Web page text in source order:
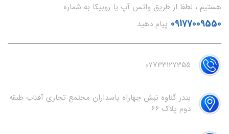
هستیم ، لطفا از طریق واتس آپ یا روبیکا به شماره
09177009550 پیام دهید
07733127355
بندر گناوه نبش چهاراه پاسداران مجتمع تجاری آفتاب طبقه
دوم پلاک 66